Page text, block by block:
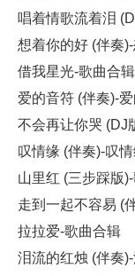
唱着情歌流着泪
想着你的好 (伴奏
借我星光-歌曲合辑
爱的音符 (伴奏)-
不会再让你哭 (DJ
叹情缘 (伴奏)-叹
山里红 (三步踩版
走到一起不容易 (
拉拉爱-歌曲合辑
泪流的红烛 (伴奏